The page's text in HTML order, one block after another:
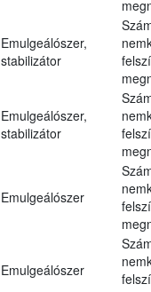
Emulgeálószer,
stabilizátor
Emulgeálószer,
stabilizátor
Emulgeálószer
Emulgeálószer